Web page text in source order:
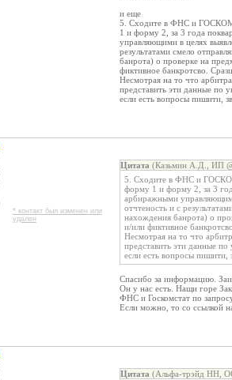
и еще
5. Сходите в ФНС и
1 и форму 2, за 3 года
управляющими в целях
результатами смело
банрота) о проверке на
фиктивное банкротсво.
Несмотрая на то что
представить эти данные по
если есть вопросы пишити,
* контакт был изменен или
удален
Цитата (Казьмин А.Д., ИП
5. Сходите в ФНС и
форму 1 и форму 2, за 3
арбиражными
отчтеность и с
нахождения банрота) о
и/или фиктивное
Несмотрая на то что
представить эти данные по
если есть вопросы пишити,
Спасибо за информацию.
Он у нас есть. Нащи горе
ФНС и Госкомстат по
Если можно, то со ссылкой
Цитата (Альфа-трэйд НН,